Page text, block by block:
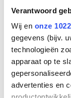
Verantwoord
Wij en onze
gegevens (bijv.
technologieën
apparaat op te
advertenties en
De molen